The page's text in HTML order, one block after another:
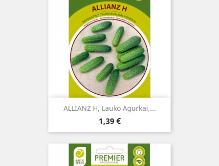
ALLIANZ H, Lauko Agurkai,...
Kaina
1,39 €